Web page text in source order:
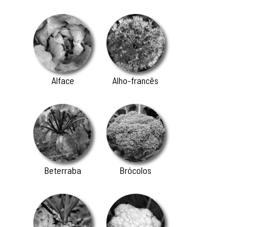
Alface Alho-francês
Beterraba Brócolos